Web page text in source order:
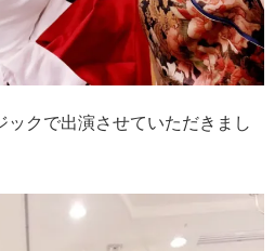
ックで出演させていただきまし